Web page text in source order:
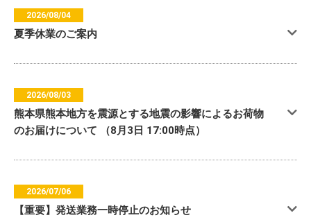
2026/08/04
夏季休業のご案内
2026/08/03
熊本県熊本地方を震源とする地震の影響によるお荷物
のお届けについて （8月3日 17:00時点）
2026/07/06
【重要】発送業務一時停止のお知らせ